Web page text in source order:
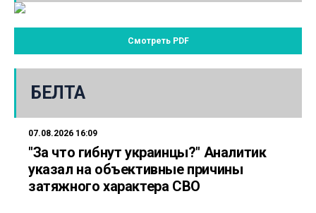
Смотреть PDF
БЕЛТА
07.08.2026 16:09
"За что гибнут украинцы?" Аналитик
указал на объективные причины
затяжного характера СВО